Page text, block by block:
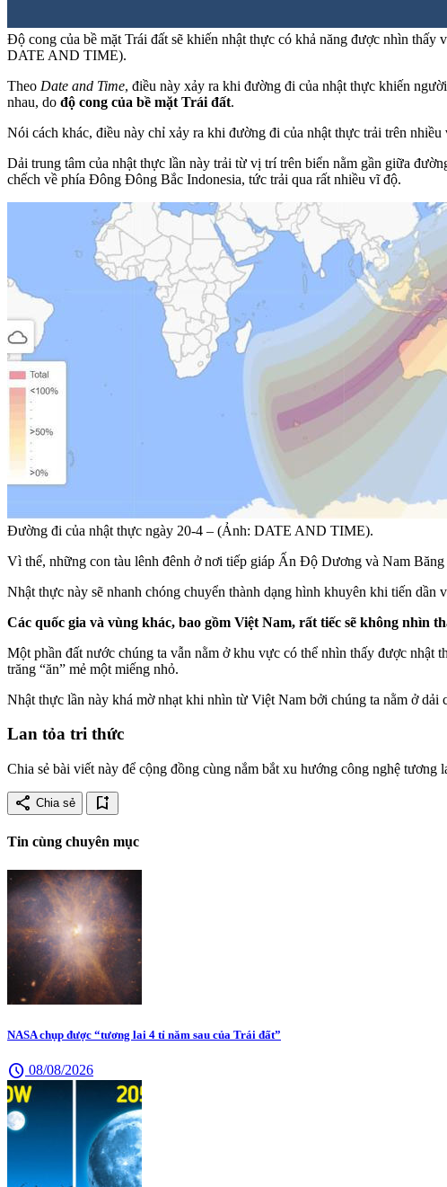
Độ cong của bề mặt Trái đất sẽ khiến nhật thực có khả năng được nhìn
DATE AND TIME).
Theo Date and Time, điều này xảy ra khi đường đi của nhật thực khiến
nhau, do độ cong của bề mặt Trái đất.
Nói cách khác, điều này chỉ xảy ra khi đường đi của nhật thực trải trên nhiều
Dải trung tâm của nhật thực lần này trải từ vị trí trên biển nằm gần giữa
chếch về phía Đông Đông Bắc Indonesia, tức trải qua rất nhiều vĩ độ.
Đường đi của nhật thực ngày 20-4 – (Ảnh: DATE AND TIME).
Vì thế, những con tàu lênh đênh ở nơi tiếp giáp Ấn Độ Dương và Nam
Nhật thực này sẽ nhanh chóng chuyển thành dạng hình khuyên khi tiến
Các quốc gia và vùng khác, bao gồm Việt Nam, rất tiếc sẽ không
Một phần đất nước chúng ta vẫn nằm ở khu vực có thể nhìn thấy được nhật
trăng “ăn” mẻ một miếng nhỏ.
Nhật thực lần này khá mờ nhạt khi nhìn từ Việt Nam bởi chúng ta nằm ở
Lan tỏa tri thức
Chia sẻ bài viết này để cộng đồng cùng nắm bắt xu hướng công nghệ tương
share Chia sẻ bookmark_add
Tin cùng chuyên mục
NASA chụp được “tương lai 4 tỉ năm sau của Trái đất”
schedule 08/08/2026